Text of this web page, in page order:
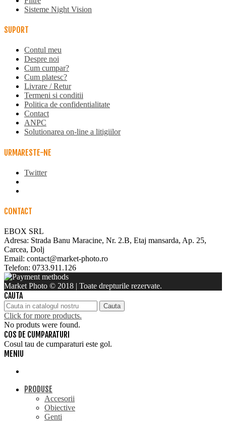
Sisteme Night Vision
SUPORT
Contul meu
Despre noi
Cum cumpar?
Cum platesc?
Livrare / Retur
Termeni si conditii
Politica de confidentialitate
Contact
ANPC
Solutionarea on-line a litigiilor
URMARESTE-NE
Twitter
CONTACT
EBOX SRL
Adresa: Strada Banu Maracine, Nr. 2.B, Etaj mansarda, Ap. 25,
Carcea, Dolj
Email: contact@market-photo.ro
Telefon: 0733.911.126
Market Photo © 2018 | Toate drepturile rezervate.
CAUTA
Cauta
Click for more products.
No produts were found.
COS DE CUMPARATURI
Cosul tau de cumparaturi este gol.
MENIU
PRODUSE
Accesorii
Obiective
Genti